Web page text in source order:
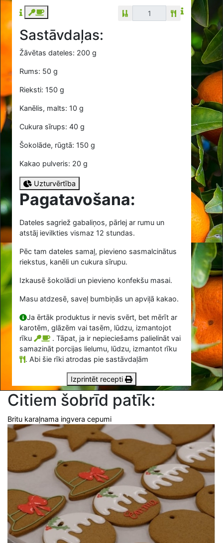
Sastāvdaļas:
Žāvētas dateles: 200 g
Rums: 50 g
Rieksti: 150 g
Kanēlis, malts: 10 g
Cukura sīrups: 40 g
Šokolāde, rūgtā: 150 g
Kakao pulveris: 20 g
Uzturvērtība
Pagatavošana:
Dateles sagriež gabaliņos, pārlej ar rumu un
atstāj ievilkties vismaz 12 stundas.
Pēc tam dateles samaļ, pievieno sasmalcinātus
riekstus, kanēli un cukura sīrupu.
Izkausē šokolādi un pievieno konfekšu masai.
Masu atdzesē, saveļ bumbiņās un apviļā kakao.
Ja ērtāk produktus ir nevis svērt, bet mērīt ar
karotēm, glāzēm vai tasēm, lūdzu, izmantojot
rīku
. Tāpat, ja ir nepieciešams palielināt vai
samazināt porcijas lielumu, lūdzu, izmantot rīku
. Abi šie rīki atrodas pie sastāvdaļām
Izprintēt recepti
Citiem šobrīd patīk:
Britu karaļnama ingvera cepumi